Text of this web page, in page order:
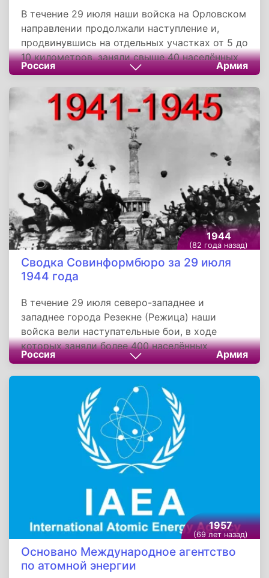
В течение 29 июля наши войска на Орловском
направлении продолжали наступление и,
продвинувшись на отдельных участках от 5 до
10 километров, заняли свыше 40 населённых
пунктов. На Белгородском направлении и в
Донбассе - поиски разведчиков. На
Ленинградском фронте продолжались
усиленные поиски разведчиков и интенсивная
артиллерийская перестрелка с обеих сторон.
Россия Армия
1944
(82 года назад)
Сводка Совинформбюро за 29 июля
1944 года
В течение 29 июля северо-западнее и
западнее города Резекне (Режица) наши
войска вели наступательные бои, в ходе
которых заняли более 400 населённых
пунктов, в том числе крупные населённые
пункты Жагатас, Макужи, Молниэки, Рудзети,
Русини и железнодорожные станции
Вараклани, Гальбари.
Россия Армия
1957
(69 лет назад)
Основано Международное агентство
по атомной энергии